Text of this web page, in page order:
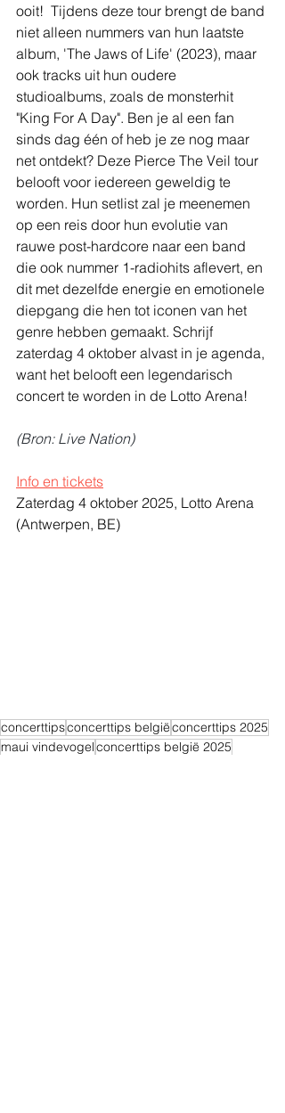
ooit! ​ Tijdens deze tour brengt de band
niet alleen nummers van hun laatste
album, 'The Jaws of Life' (2023), maar
ook tracks uit hun oudere
studioalbums, zoals de monsterhit
"King For A Day". Ben je al een fan
sinds dag één of heb je ze nog maar
net ontdekt? Deze Pierce The Veil tour
belooft voor iedereen geweldig te
worden. Hun setlist zal je meenemen
op een reis door hun evolutie van
rauwe post-hardcore naar een band
die ook nummer 1-radiohits aflevert, en
dit met dezelfde energie en emotionele
diepgang die hen tot iconen van het
genre hebben gemaakt. Schrijf
zaterdag 4 oktober alvast in je agenda,
want het belooft een legendarisch
concert te worden in de Lotto Arena!
(Bron: Live Nation)
Info en tickets
Zaterdag 4 oktober 2025, Lotto Arena
(Antwerpen, BE)
concerttipsconcerttips belgiëconcerttips 2025
maui vindevogelconcerttips belgië 2025